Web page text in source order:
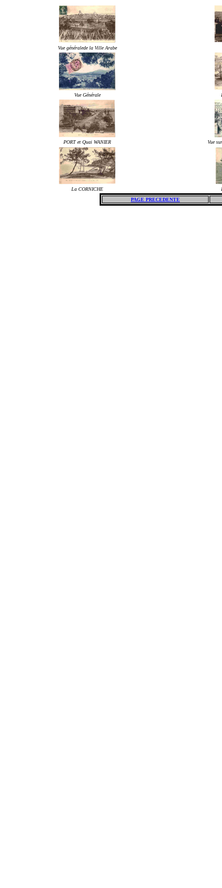
Vue généralede la Ville Arabe
Vue Générale
PORT et Quai WANIER Vue
La CORNICHE
PAGE PRECEDENTE